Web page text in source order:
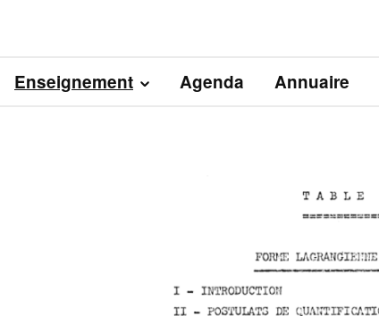
Enseignement Agenda Annuaire